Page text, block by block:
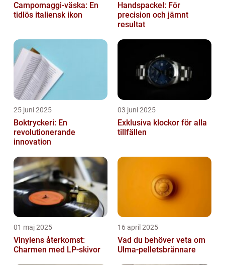
Campomaggi-väska: En
tidlös italiensk ikon
Handspackel: För
precision och jämnt
resultat
25 juni 2025
Boktryckeri: En
revolutionerande
innovation
03 juni 2025
Exklusiva klockor för alla
tillfällen
01 maj 2025
Vinylens återkomst:
Charmen med LP-skivor
16 april 2025
Vad du behöver veta om
Ulma-pelletsbrännare